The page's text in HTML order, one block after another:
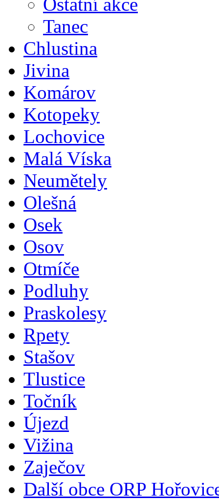
Tanec
Chlustina
Jivina
Komárov
Kotopeky
Lochovice
Malá Víska
Neumětely
Olešná
Osek
Osov
Otmíče
Podluhy
Praskolesy
Rpety
Stašov
Tlustice
Točník
Újezd
Vižina
Zaječov
Další obce ORP